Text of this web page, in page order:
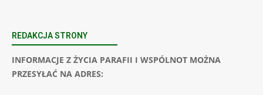
REDAKCJA STRONY
INFORMACJE Z ŻYCIA PARAFII I WSPÓLNOT MOŻNA
PRZESYŁAĆ NA ADRES: